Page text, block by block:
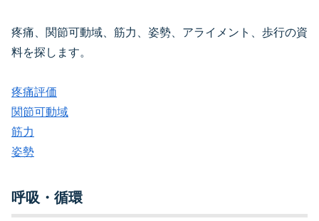
疼痛、関節可動域、筋力、姿勢、アライメント、歩行の資
料を探します。
疼痛評価
関節可動域
筋力
姿勢
呼吸・循環